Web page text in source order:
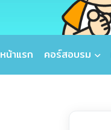
หน้าแรก คอร์สอบรม